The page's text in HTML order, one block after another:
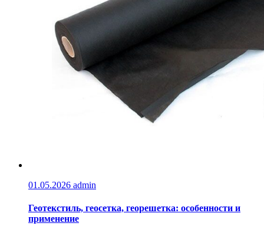
01.05.2026 admin
Геотекстиль, геосетка, георешетка: особенности и
применение